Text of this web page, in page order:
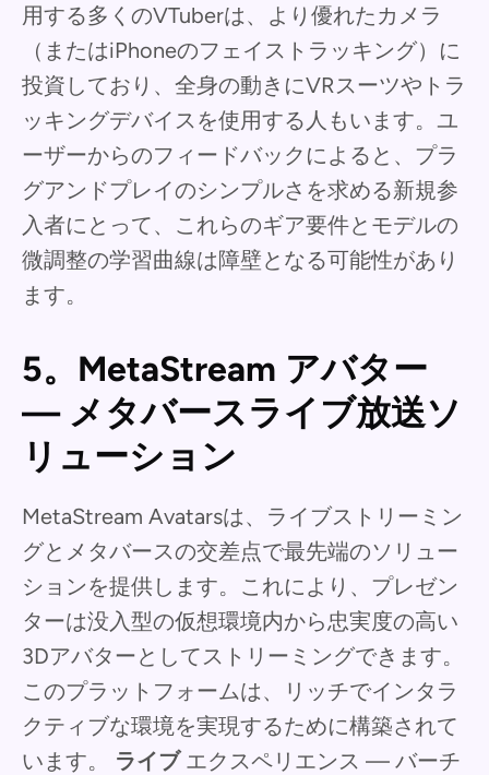
用する多くのVTuberは、より優れたカメラ
（またはiPhoneのフェイストラッキング）に
投資しており、全身の動きにVRスーツやトラ
ッキングデバイスを使用する人もいます。ユ
ーザーからのフィードバックによると、プラ
グアンドプレイのシンプルさを求める新規参
入者にとって、これらのギア要件とモデルの
微調整の学習曲線は障壁となる可能性があり
ます。
5。MetaStream アバター
— メタバースライブ放送ソ
リューション
MetaStream Avatarsは、ライブストリーミン
グとメタバースの交差点で最先端のソリュー
ションを提供します。これにより、プレゼン
ターは没入型の仮想環境内から忠実度の高い
3Dアバターとしてストリーミングできます。
このプラットフォームは、リッチでインタラ
クティブな環境を実現するために構築されて
います。 ライブエクスペリエンス — バーチ